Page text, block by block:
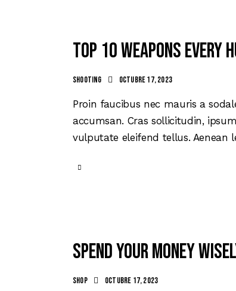
Top 10 weapons every
Shooting octubre 17, 2023
Proin faucibus nec mauris a
accumsan. Cras sollicitudin,
vulputate eleifend tellus. Aenean
Spend your money
Shop octubre 17, 2023